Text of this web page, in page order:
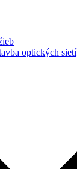
optických sietí